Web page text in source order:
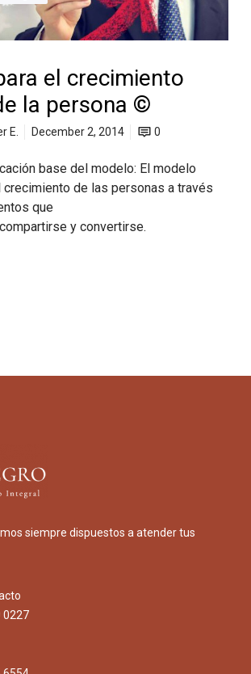
el crecimiento
la persona ©
E. December 2, 2014 0
base del modelo: El modelo
crecimiento de las personas a través
que
y convertirse.
siempre dispuestos a atender tus
0227